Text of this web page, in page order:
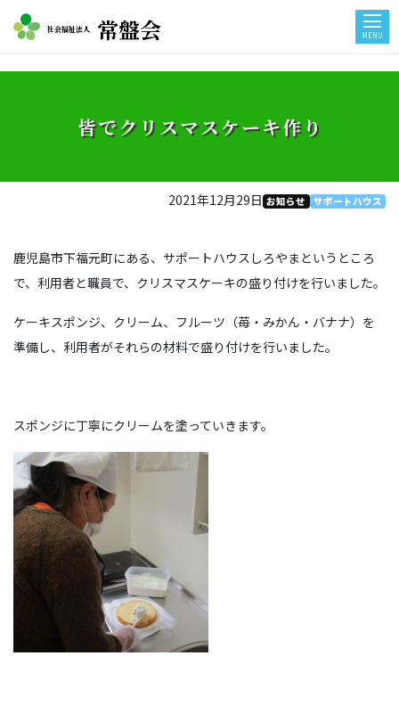
社会福祉法人 常盤会 MENU
皆でクリスマスケーキ作り
2021年12月29日 お知らせ サポートハウス
鹿児島市下福元町にある、サポートハウスしろやまというところ
で、利用者と職員で、クリスマスケーキの盛り付けを行いました。
ケーキスポンジ、クリーム、フルーツ（苺・みかん・バナナ）を
準備し、利用者がそれらの材料で盛り付けを行いました。
スポンジに丁寧にクリームを塗っていきます。